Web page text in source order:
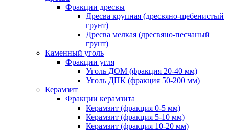
Фракции дресвы
Дресва крупная (дресвяно-щебенистый
грунт)
Дресва мелкая (дресвяно-песчаный
грунт)
Каменный уголь
Фракции угля
Уголь ДОМ (фракция 20-40 мм)
Уголь ДПК (фракция 50-200 мм)
Керамзит
Фракции керамзита
Керамзит (фракция 0-5 мм)
Керамзит (фракция 5-10 мм)
Керамзит (фракция 10-20 мм)